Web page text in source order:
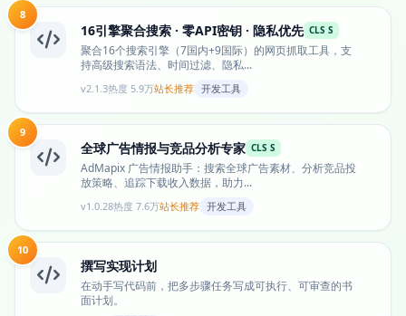
8
16引擎聚合搜索 · 零API密钥 · 隐私优先 CLS S
聚合16个搜索引擎（7国内+9国际）的网页抓取工具，支
持高级搜索语法、时间过滤、隐私...
v2.1.3热度 5.9万站长推荐 开发工具
9
全球广告情报与竞品分析专家 CLS S
AdMapix 广告情报助手：搜索全球广告素材、分析竞品投
放策略、追踪下载收入数据，助力...
v1.0.28热度 7.6万站长推荐 开发工具
10
撰写实现计划
在动手写代码前，把多步骤任务写成可执行、可审查的书
面计划。